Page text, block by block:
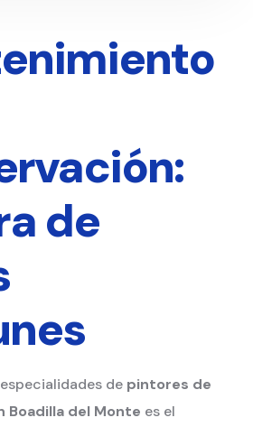
de
de pintores de
Boadilla del Monte es el